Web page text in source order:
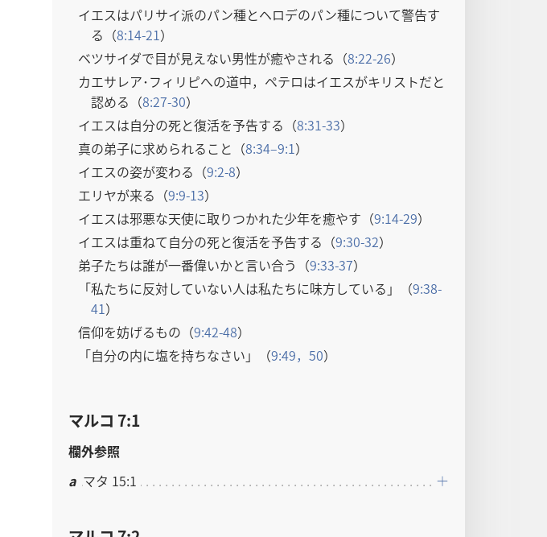
イエスはパリサイ派のパン種とヘロデのパン種について警告す
る（8:14-21）
ベツサイダで目が見えない男性が癒やされる（8:22-26）
カエサレア･フィリピへの道中，ペテロはイエスがキリストだと
認める（8:27-30）
イエスは自分の死と復活を予告する（8:31-33）
真の弟子に求められること（8:34–9:1）
イエスの姿が変わる（9:2-8）
エリヤが来る（9:9-13）
イエスは邪悪な天使に取りつかれた少年を癒やす（9:14-29）
イエスは重ねて自分の死と復活を予告する（9:30-32）
弟子たちは誰が一番偉いかと言い合う（9:33-37）
「私たちに反対していない人は私たちに味方している」（9:38-
41）
信仰を妨げるもの（9:42-48）
「自分の内に塩を持ちなさい」（9:49，50）
マルコ 7:1
欄外参照
a マタ 15:1